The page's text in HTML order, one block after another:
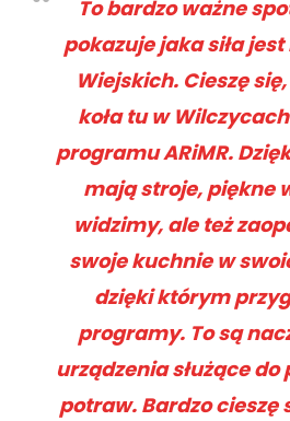
To bardzo ważne
pokazuje jaka siła jest
Wiejskich. Cieszę
koła tu w
programu ARiMR.
mają stroje, piękne
widzimy, ale też
swoje kuchnie w
dzięki którym
programy. To są
urządzenia służące
potraw. Bardzo cieszę